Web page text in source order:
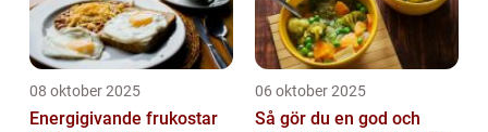
08 oktober 2025
Energigivande frukostar
06 oktober 2025
Så gör du en god och